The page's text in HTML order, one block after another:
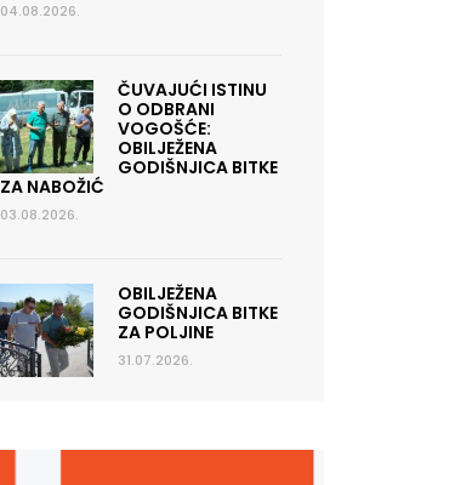
04.08.2026.
ČUVAJUĆI ISTINU
O ODBRANI
VOGOŠĆE:
OBILJEŽENA
GODIŠNJICA BITKE
ZA NABOŽIĆ
03.08.2026.
OBILJEŽENA
GODIŠNJICA BITKE
ZA POLJINE
31.07.2026.